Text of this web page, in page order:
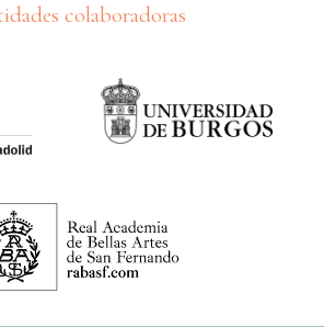
colaboradoras